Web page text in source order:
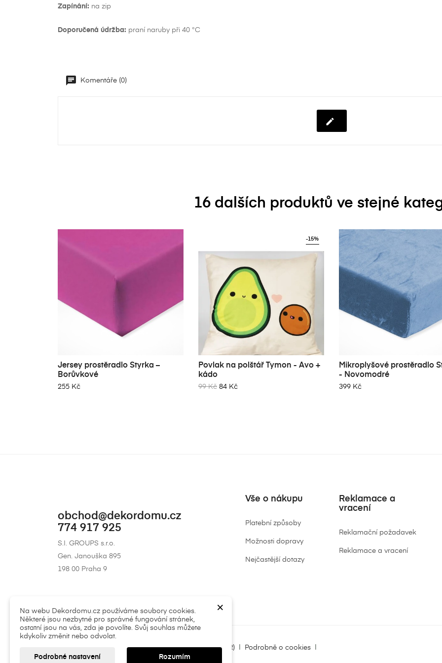
Zapínání: na zip
Doporučená údržba: praní naruby při 40 °C
Komentáře (0)
16 dalších produktů ve stejné
Jersey prostěradlo Styrka –
Borůvkové
255 Kč
Povlak na polštář Tymon - Avo +
kádo
99 Kč
-15%
84 Kč
Mikroplyšové prostěradlo
- Novomodré
399 Kč
obchod@dekordomu.cz
774 917 925
S.I. GROUPS s.r.o.
Gen. Janouška 895
198 00 Praha 9
Vše o nákupu
Platební způsoby
Možnosti dopravy
Nejčastější dotazy
Reklamace a
vracení
Reklamační požadavek
Reklamace a vracení
Všeobecné obchodní podmínky|Soukromí (GDPR) | Podrobně o cookies |
×
Na webu Dekordomu.cz používáme soubory cookies.
Některé jsou nezbytné pro správné fungování stránek,
ostatní jsou na vás, zda je povolíte. Svůj souhlas můžete
kdykoliv změnit nebo odvolat.
Podrobné nastavení Rozumím